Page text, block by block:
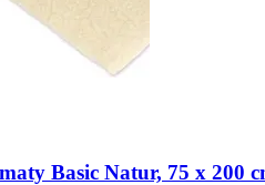
Basic Natur, 75 x 200